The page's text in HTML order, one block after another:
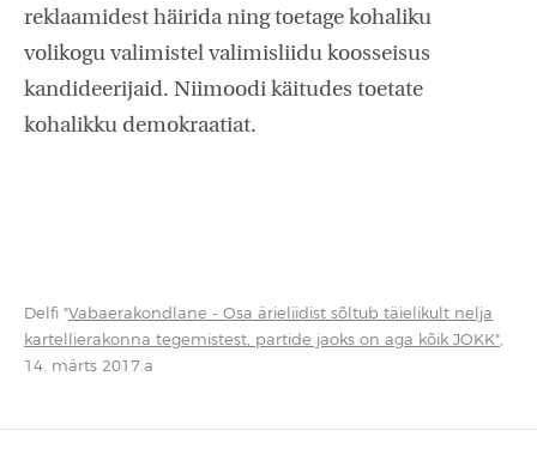
reklaamidest häirida ning toetage kohaliku
volikogu valimistel valimisliidu koosseisus
kandideerijaid. Niimoodi käitudes toetate
kohalikku demokraatiat.
Delfi "Vabaerakondlane - Osa ärieliidist sõltub täielikult nelja
kartellierakonna tegemistest, partide jaoks on aga kõik JOKK",
14. märts 2017.a